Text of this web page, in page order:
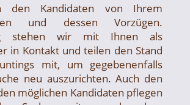
den Kandidaten von Ihrem
und dessen Vorzügen.
stehen wir mit Ihnen als
in Kontakt und teilen den Stand
mit, um gegebenenfalls
neu auszurichten. Auch den
möglichen Kandidaten pflegen